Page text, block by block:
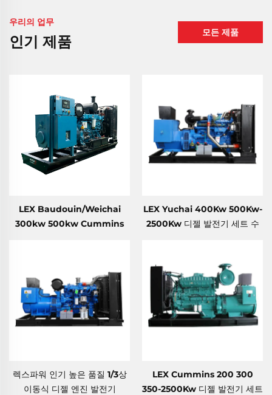
우리의 업무
인기 제품
모든 제품
LEX Baudouin/Weichai
300kw 500kw Cummins
LEX Yuchai 400Kw 500Kw-
2500Kw 디젤 발전기 세트 수
렉스파워 인기 높은 품질 1/3상
이동식 디젤 엔진 발전기
LEX Cummins 200 300
350-2500Kw 디젤 발전기 세트